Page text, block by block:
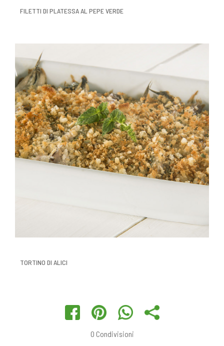
FILETTI DI PLATESSA AL PEPE VERDE
TORTINO DI ALICI
0 Condivisioni